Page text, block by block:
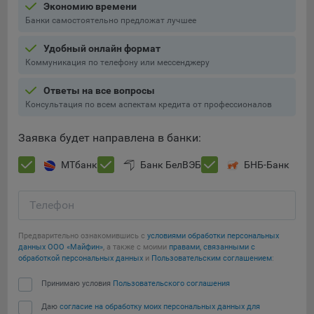
При этом, некоторые браузеры позволяют посещать
хранимый на компьютере объем информации и
автоматически удалять сессионные файлы cookie. Кроме
сохраненные файлов cookie выбрав соответствующую
опцию в истории браузера.
Подробнее о параметрах управления можно ознакомиться,
соответствующие страницы сайтов основных браузеров:
Chrome
Safari
Opera
Microsoft Edge
Internet Explorer
Сохранить по умолчанию
Экономию времени
Банки самостоятельно предложат лучшее
Удобный онлайн формат
Коммуникация по телефону или мессенджеру
Ответы на все вопросы
Консультация по всем аспектам кредита от профессионалов
Заявка будет направлена в банки:
МТбанк Банк БелВЭБ БНБ-Банк
Телефон
Предварительно ознакомившись с условиями обработки персональных
данных ООО «Майфин», а также с моими правами, связанными с
обработкой персональных данных и Пользовательским соглашением:
Принимаю условия Пользовательского соглашения
Даю согласие на обработку моих персональных данных для